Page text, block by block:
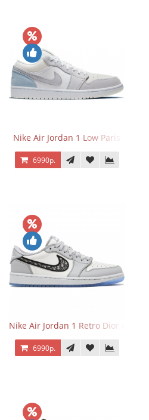
Nike Air Jordan 1 Low Paris
6990р.
Nike Air Jordan 1 Retro Dior Low
6990р.